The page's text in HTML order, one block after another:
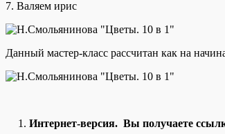
7. Валяем ирис
Данный мастер-класс рассчитан как на
1. Интернет-версия. Вы получаете